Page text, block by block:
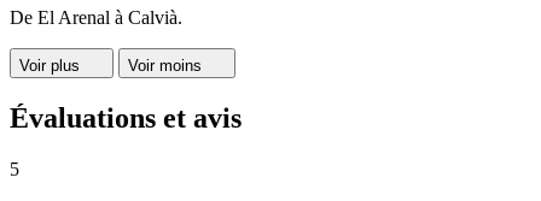
De El Arenal à Calvià.
Voir plus Voir moins
Évaluations et avis
5